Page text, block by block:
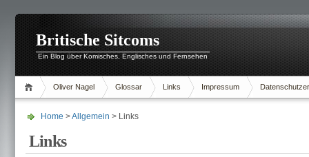
Britische Sitcoms
Ein Blog über Komisches, Englisches und Fernsehen
Oliver Nagel Glossar Links Impressum
Home >Allgemein > Links
Links